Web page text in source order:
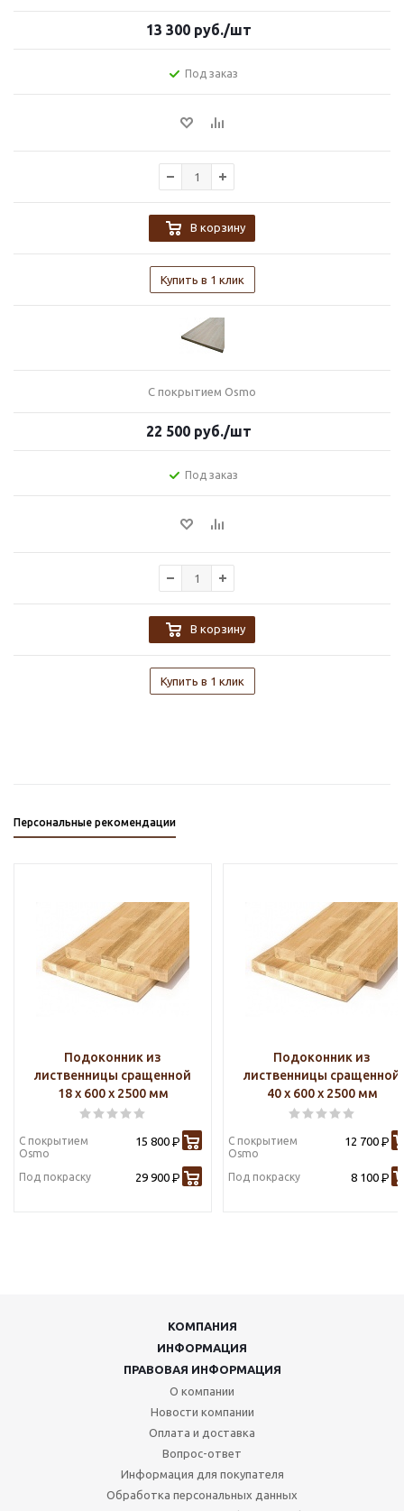
13 300 руб./шт
Под заказ
В корзину
Купить в 1 клик
С покрытием Osmo
22 500 руб./шт
Под заказ
В корзину
Купить в 1 клик
Персональные рекомендации
Подоконник из
лиственницы сращенной
18 х 600 х 2500 мм
С покрытием
Osmo
15 800 Р
Под покраску 29 900 Р
Подоконник из
лиственницы сращенной
40 х 600 х 2500 мм
С покрытием
Osmo
12 700 Р
Под покраску 8 100 Р
КОМПАНИЯ
ИНФОРМАЦИЯ
ПРАВОВАЯ ИНФОРМАЦИЯ
О компании
Новости компании
Оплата и доставка
Вопрос-ответ
Информация для покупателя
Обработка персональных данных